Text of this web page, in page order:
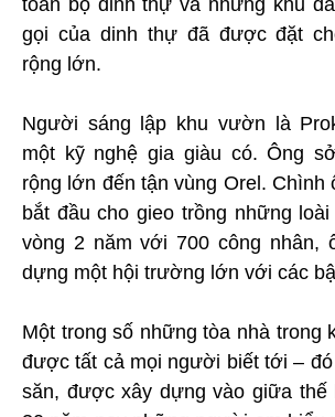
toàn bộ dinh thự và những khu
gọi của dinh thự đã được đặt
rộng lớn.
Người sáng lập khu vườn là
một kỹ nghệ gia giàu có. Ông
rộng lớn đến tận vùng Orel. Chình
bắt đầu cho gieo trồng những
vòng 2 năm với 700 công nhân,
dựng một hội trường lớn với các
Một trong số những tòa nhà trong
được tất cả mọi người biết tới –
săn, được xây dựng vào giữa thế